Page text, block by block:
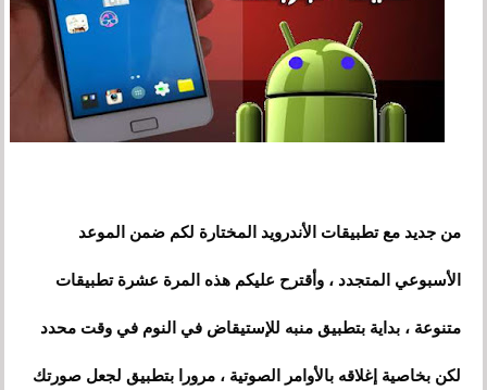
من جديد مع تطبيقات الأندرويد المختارة لكم ضمن الموعد
الأسبوعي المتجدد ،و أقترح عليكم هذه المرة عشرة تطبيقات
متنوعة ، بداية بتطبيق منبه للإستيقاض في النوم في وقت محدد
لكن بخاصية إغلاقه بالأوامر الصوتية ، مرورا بتطبيق لجعل صورتك